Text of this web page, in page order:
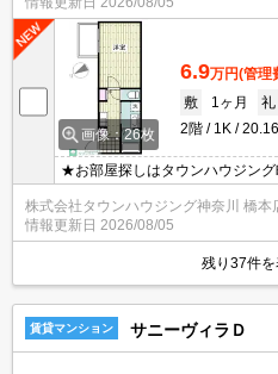
画像：26枚
6.9万円(管理
敷
1ヶ月 礼
2階
1K
★お部屋探しはタウンハウジング
のご条件にピッタリなお部屋を
が精一杯お手伝いさせていただ
株式会社タウンハウジング神奈川 橋本
情報更新日 2026/08/05
残り37件を
賃貸マンション サニーヴィラＤ